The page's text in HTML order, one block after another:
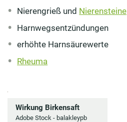
Nierengrieß und Nierensteine
Harnwegsentzündungen
erhöhte Harnsäurewerte
Rheuma
Wirkung Birkensaft
Adobe Stock - balakleypb